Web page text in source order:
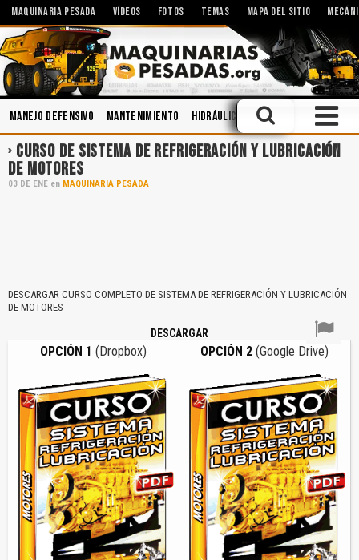
MAQUINARIA PESADA VÍDEOS FOTOS TEMAS MAPA DEL SITIO
Manejo Defensivo Mantenimiento Hidráulica Soldadura Minería
CURSO DE SISTEMA DE REFRIGERACIÓN Y LUBRICACIÓN
DE MOTORES
03 DE ENE en MAQUINARIA PESADA
DESCARGAR CURSO COMPLETO DE SISTEMA DE REFRIGERACIÓN Y LUBRICACIÓN
DE MOTORES
DESCARGAR
OPCIÓN 1 (Dropbox) OPCIÓN 2 (Google Drive)